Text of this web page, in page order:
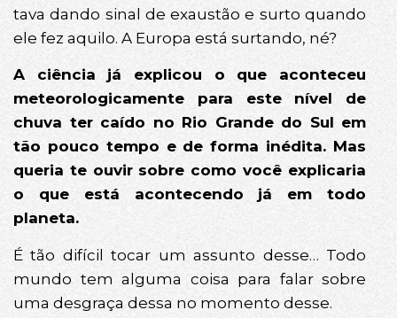
tava dando sinal de exaustão e surto quando
ele fez aquilo. A Europa está surtando, né?
A ciência já explicou o que aconteceu
meteorologicamente para este nível de
chuva ter caído no Rio Grande do Sul em
tão pouco tempo e de forma inédita. Mas
queria te ouvir sobre como você explicaria
o que está acontecendo já em todo
planeta.
É tão difícil tocar um assunto desse… Todo
mundo tem alguma coisa para falar sobre
uma desgraça dessa no momento desse.